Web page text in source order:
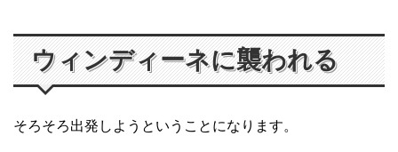
ウィンディーネに襲われる
そろそろ出発しようということになります。